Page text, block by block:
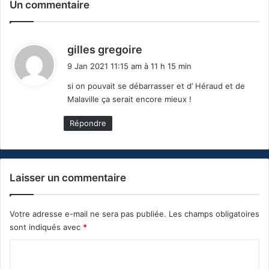
Un commentaire
gilles gregoire
:
9 Jan 2021 11:15 am à 11 h 15 min
si on pouvait se débarrasser et d’ Héraud et de
Malaville ça serait encore mieux !
Répondre
Laisser un commentaire
Votre adresse e-mail ne sera pas publiée. Les champs obligatoires
sont indiqués avec *